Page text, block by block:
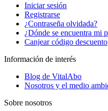
Iniciar sesión
Registrarse
¿Contraseña olvidada?
¿Dónde se encuentra mi
Canjear código descuento
Información de interés
Blog de VitalAbo
Nosotros y el medio
Sobre nosotros